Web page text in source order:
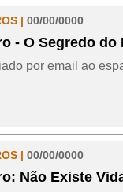
| 00/00/0000
- O Segredo
por email ao
| 00/00/0000
Não Existe